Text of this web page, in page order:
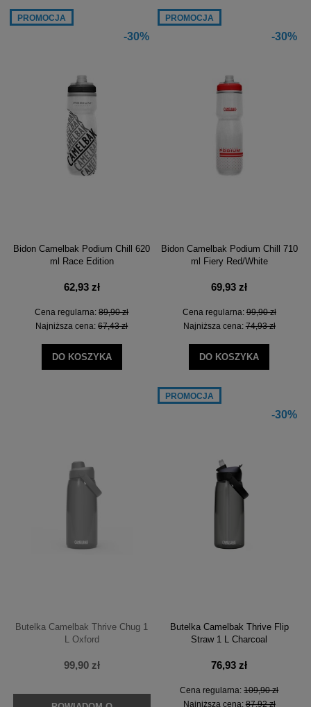
-30%
Bidon Camelbak Podium Chill 620
ml Race Edition
62,93 zł
Cena regularna:89,90 zł
Najniższa cena:67,43 zł
DO KOSZYKA
PROMOCJA
-30%
Bidon Camelbak Podium Chill 710
ml Fiery Red/White
69,93 zł
Cena regularna:99,90 zł
Najniższa cena:74,93 zł
DO KOSZYKA
PROMOCJA
Butelka Camelbak Thrive Chug 1
L Oxford
99,90 zł
-30%
Butelka Camelbak Thrive Flip
Straw 1 L Charcoal
76,93 zł
Cena regularna:109,90 zł
Najniższa cena:87,92 zł
PROMOCJA